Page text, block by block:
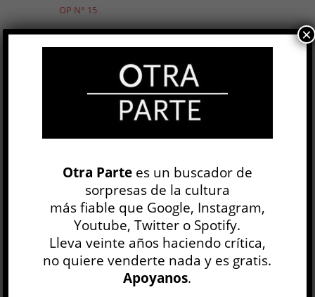
OP N° 15
Otra Partees un buscador de
sorpresas de la cultura
más fiable que Google, Instagram,
Youtube, Twitter o Spotify.
Lleva veinte años haciendo crítica,
no quiere venderte nada y es gratis.
Apoyanos.
×